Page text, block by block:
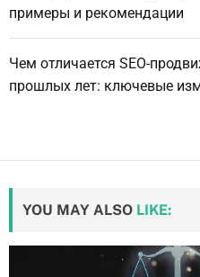
примеры и рекомендации
Чем отличается SEO-
прошлых лет: ключевые
YOU MAY ALSO LIKE: